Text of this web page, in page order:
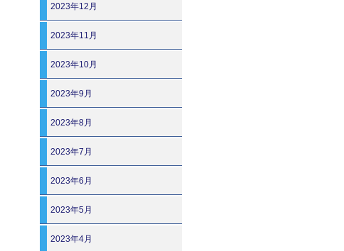
2023年12月
2023年11月
2023年10月
2023年9月
2023年8月
2023年7月
2023年6月
2023年5月
2023年4月